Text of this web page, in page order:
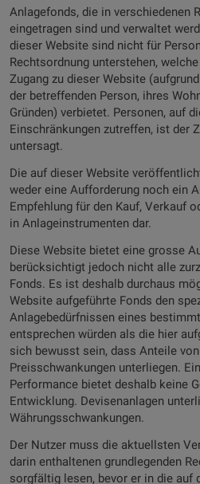
Anlagefonds, die in verschiedenen
eingetragen sind und verwaltet
dieser Website sind nicht für
Rechtsordnung unterstehen,
Zugang zu dieser Website
der betreffenden Person, ihres
Gründen) verbietet. Personen, auf
Einschränkungen zutreffen, ist der
untersagt.
Die auf dieser Website
weder eine Aufforderung noch ein
Empfehlung für den Kauf, Verkauf
in Anlageinstrumenten dar.
Diese Website bietet eine grosse
berücksichtigt jedoch nicht alle
Fonds. Es ist deshalb durchaus
Website aufgeführte Fonds den
Anlagebedürfnissen eines
entsprechen würden als die hier
sich bewusst sein, dass Anteile
Preisschwankungen unterliegen.
Performance bietet deshalb keine
Entwicklung. Devisenanlagen
Währungsschwankungen.
Der Nutzer muss die aktuellsten
darin enthaltenen grundlegenden
sorgfältig lesen, bevor er in die auf